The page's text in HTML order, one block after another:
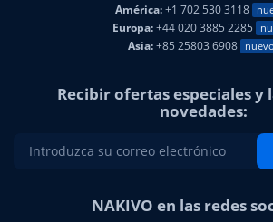
América:+1 702 530 3118
Europa:+44 020 3885 2285
Asia:+85 25803 6908 nuevo
Recibir ofertas especiales y
novedades:
NAKIVO en las redes